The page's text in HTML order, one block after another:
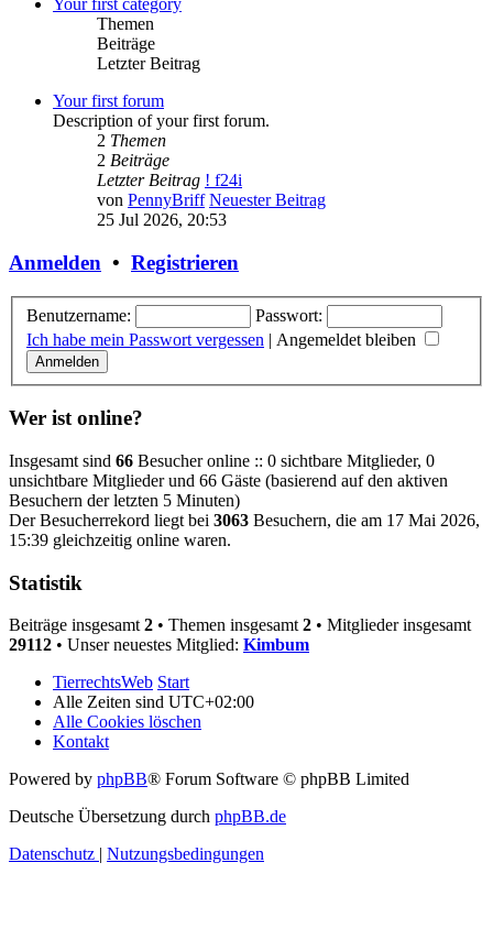
Your first category
Themen
Beiträge
Letzter Beitrag
Your first forum
Description of your first forum.
2 Themen
2 Beiträge
Letzter Beitrag ! f24i
von PennyBriff Neuester Beitrag
25 Jul 2026, 20:53
Anmelden • Registrieren
Benutzername:
Passwort:
Ich habe mein Passwort vergessen | Angemeldet bleiben
Wer ist online?
Insgesamt sind 66 Besucher online :: 0 sichtbare Mitglieder, 0
unsichtbare Mitglieder und 66 Gäste (basierend auf den aktiven
Besuchern der letzten 5 Minuten)
Der Besucherrekord liegt bei 3063 Besuchern, die am 17 Mai 2026,
15:39 gleichzeitig online waren.
Statistik
Beiträge insgesamt 2 • Themen insgesamt 2 • Mitglieder insgesamt
29112 • Unser neuestes Mitglied: Kimbum
TierrechtsWeb Start
Alle Zeiten sind UTC+02:00
Alle Cookies löschen
Kontakt
Powered by phpBB® Forum Software © phpBB Limited
Deutsche Übersetzung durch phpBB.de
Datenschutz | Nutzungsbedingungen